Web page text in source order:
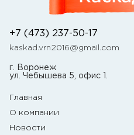
+7 (473) 237-50-17
kaskad.vrn2016@gmail.com
г. Воронеж
ул. Чебышева 5, офис 1.
Главная
О компании
Новости